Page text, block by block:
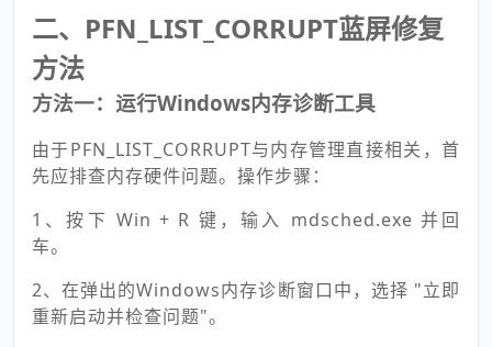
二、PFN_LIST_CORRUPT蓝屏修复
方法
方法一：运行Windows内存诊断工具
由于PFN_LIST_CORRUPT与内存管理直接相关，首
先应排查内存硬件问题。操作步骤：
1、按下 Win + R 键，输入 mdsched.exe 并回
车。
2、在弹出的Windows内存诊断窗口中，选择 "立即
重新启动并检查问题"。